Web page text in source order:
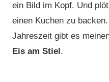
ein Bild im Kopf. Und
einen Kuchen zu
Jahreszeit gibt es
Eis am Stiel.